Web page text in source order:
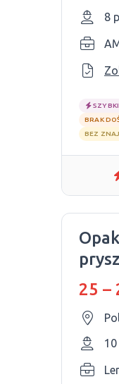
8
BRAK
BEZ
25 –